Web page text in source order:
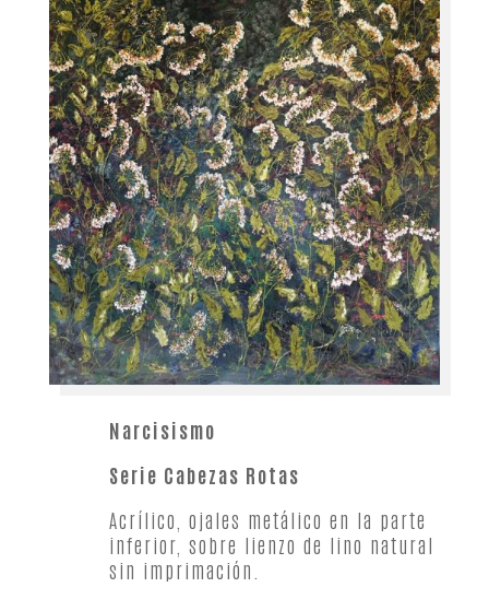
Narcisismo
Serie Cabezas Rotas
Acrílico, ojales metálico en la parte
inferior, sobre lienzo de lino natural
sin imprimación.